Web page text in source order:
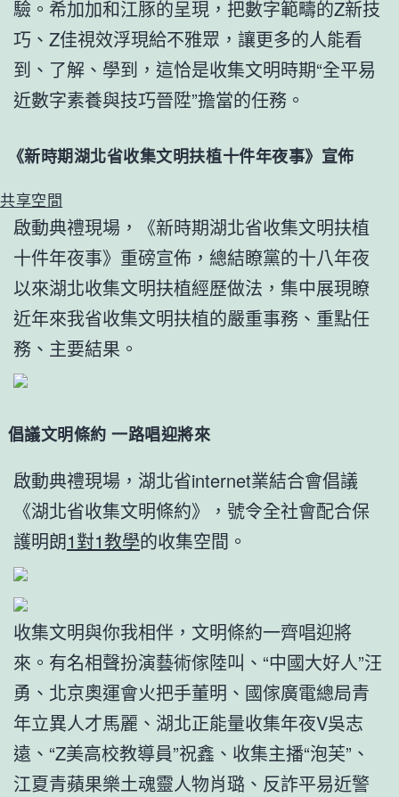
驗。希加加和江豚的呈現，把數字範疇的Z新技
巧、Z佳視效浮現給不雅眾，讓更多的人能看
到、了解、學到，這恰是收集文明時期“全平易
近數字素養與技巧晉陞”擔當的任務。
《新時期湖北省收集文明扶植十件年夜事》宣佈
共享空間
啟動典禮現場，《新時期湖北省收集文明扶植
十件年夜事》重磅宣佈，總結瞭黨的十八年夜
以來湖北收集文明扶植經歷做法，集中展現瞭
近年來我省收集文明扶植的嚴重事務、重點任
務、主要結果。
倡議文明條約 一路唱迎將來
啟動典禮現場，湖北省internet業結合會倡議
《湖北省收集文明條約》，號令全社會配合保
護明朗1對1教學的收集空間。
收集文明與你我相伴，文明條約一齊唱迎將
來。有名相聲扮演藝術傢陸叫、“中國大好人”汪
勇、北京奧運會火把手董明、國傢廣電總局青
年立異人才馬麗、湖北正能量收集年夜V吳志
遠、“Z美高校教導員”祝鑫、收集主播“泡芙”、
江夏青蘋果樂土魂靈人物肖璐、反詐平易近警